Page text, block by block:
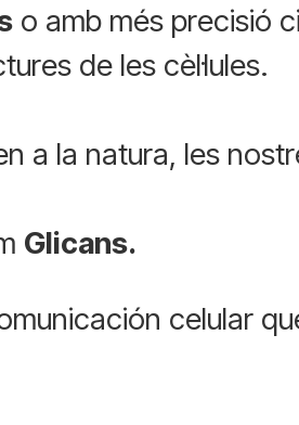
o amb més precisió
de les cèl·lules.
a la natura, les
Glicans.